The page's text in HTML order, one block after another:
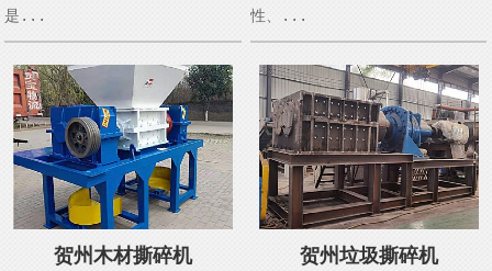
是...
性、...
贺州木材撕碎机 贺州垃圾撕碎机